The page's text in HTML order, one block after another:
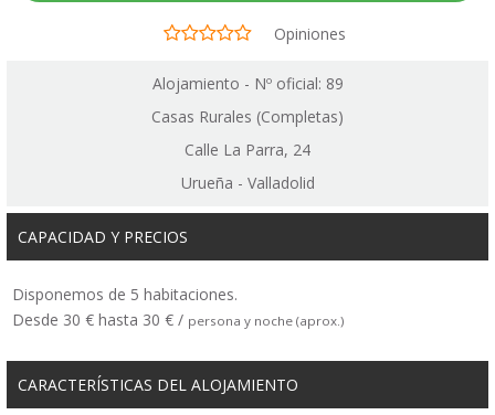
Opiniones
Alojamiento - Nº oficial: 89
Casas Rurales (Completas)
Calle La Parra, 24
Urueña - Valladolid
CAPACIDAD Y PRECIOS
Disponemos de 5 habitaciones.
Desde 30 € hasta 30 € / persona y noche (aprox.)
CARACTERÍSTICAS DEL ALOJAMIENTO